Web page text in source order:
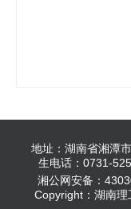
地址：湖南省湘潭
生电话：0731-
湘公网安备：
Copyright：湖南